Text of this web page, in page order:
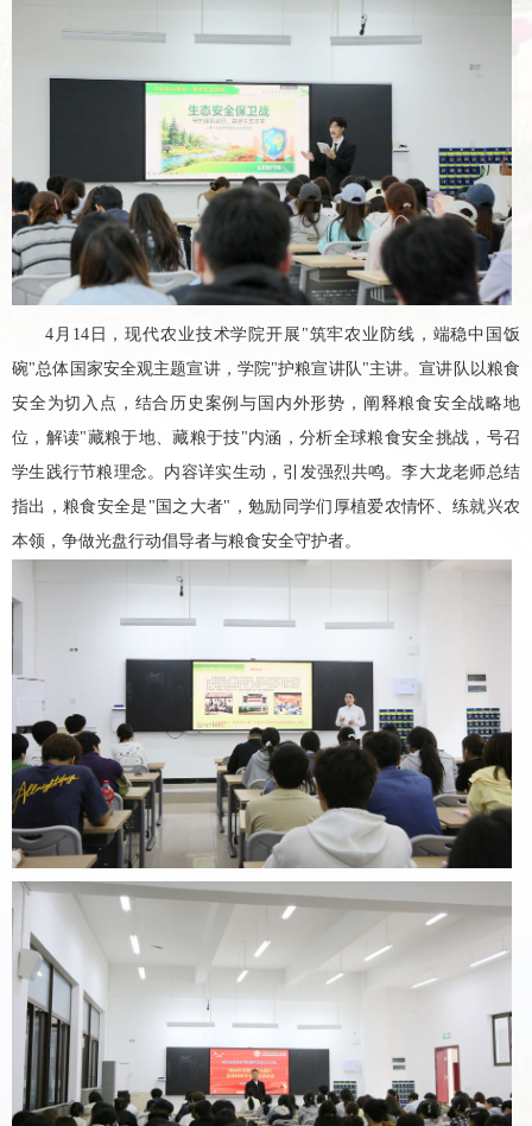
4月14日，现代农业技术学院开展"筑牢农业防线，端稳中国饭
碗"总体国家安全观主题宣讲，学院"护粮宣讲队"主讲。宣讲队以粮食
安全为切入点，结合历史案例与国内外形势，阐释粮食安全战略地
位，解读"藏粮于地、藏粮于技"内涵，分析全球粮食安全挑战，号召
学生践行节粮理念。内容详实生动，引发强烈共鸣。李大龙老师总结
指出，粮食安全是"国之大者"，勉励同学们厚植爱农情怀、练就兴农
本领，争做光盘行动倡导者与粮食安全守护者。